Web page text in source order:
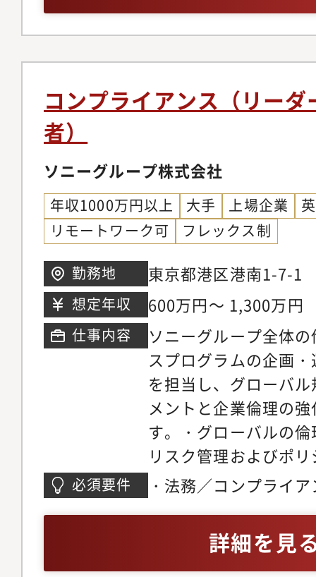
コンプライアンス（リー
者）
ソニーグループ株式会社
年収1000万円以上 大手 上場企業
リモートワーク可
フレックス制
勤務地 東京都港区港南1-7-1
想定年収 600万円～ 1,300万円
仕事内容
ソニーグループ全体
スプログラムの企画
を担当し、グローバ
メントと企業倫理の
す。・グローバルの
リスク管理およびポ
善・コンプライアン
グループ本社におけ
支援、研修・啓発活
必須要件
・法務／コンプライ
語での法律・ガイド
ミュニケーション能
詳細を見